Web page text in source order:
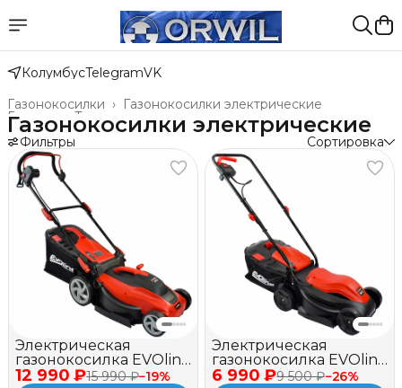
КолумбусTelegramVK
Газонокосилки электрические
Газонокосилки ›
Техника для леса, сада, парка ›
Главная
Газонокосилки электрические
Фильтры Сортировка
12 990 ₽15 990 ₽−19%
Электрическая
газонокосилка EVOline
LME 38
6 990 ₽9 500 ₽−26%
Электрическая
газонокосилка EVOline
LME 32